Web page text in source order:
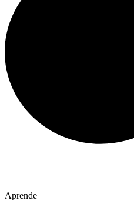
Aprende